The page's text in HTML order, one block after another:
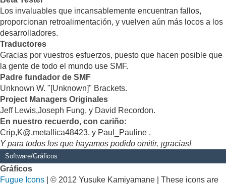
Los invaluables que incansablemente encuentran fallos,
proporcionan retroalimentación, y vuelven aún más locos a los
desarrolladores.
Traductores
Gracias por vuestros esfuerzos, puesto que hacen posible que
la gente de todo el mundo use SMF.
Padre fundador de SMF
Unknown W. "[Unknown]" Brackets.
Project Managers Originales
Jeff Lewis,Joseph Fung, y David Recordon.
En nuestro recuerdo, con cariño:
Crip,K@,metallica48423, y Paul_Pauline .
Y para todos los que hayamos podido omitir, ¡gracias!
Software/Gráficos
Gráficos
Fugue Icons | © 2012 Yusuke Kamiyamane | These icons are